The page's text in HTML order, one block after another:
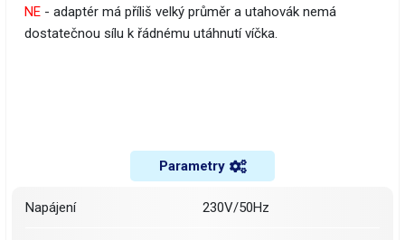
NE - adaptér má příliš velký průměr a utahovák nemá
dostatečnou sílu k řádnému utáhnutí víčka.
Parametry
Napájení 230V/50Hz